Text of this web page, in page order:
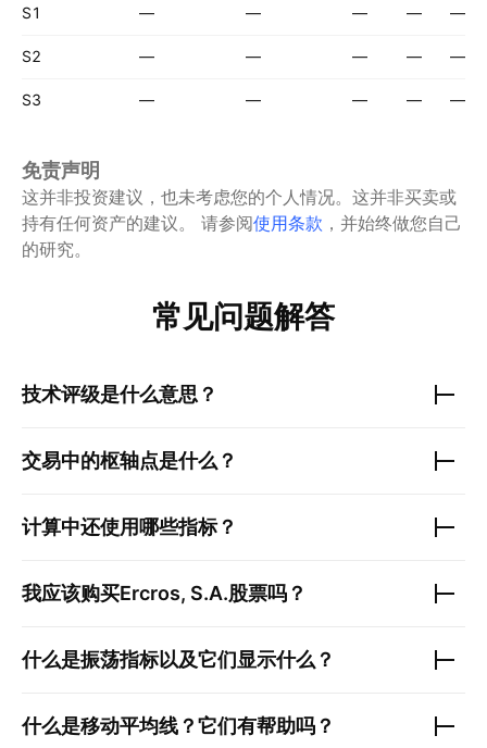
S1 — — — — —
S2 — — — — —
S3 — — — — —
免责声明
这并非投资建议，也未考虑您的个人情况。这并非买卖或
持有任何资产的建议。
请参阅使用条款 ，并始终做您自己
的研究。
常见问题解答
技术评级是什么意思？
交易中的枢轴点是什么？
计算中还使用哪些指标？
我应该购买Ercros, S.A.股票吗？
什么是振荡指标以及它们显示什么？
什么是移动平均线？它们有帮助吗？